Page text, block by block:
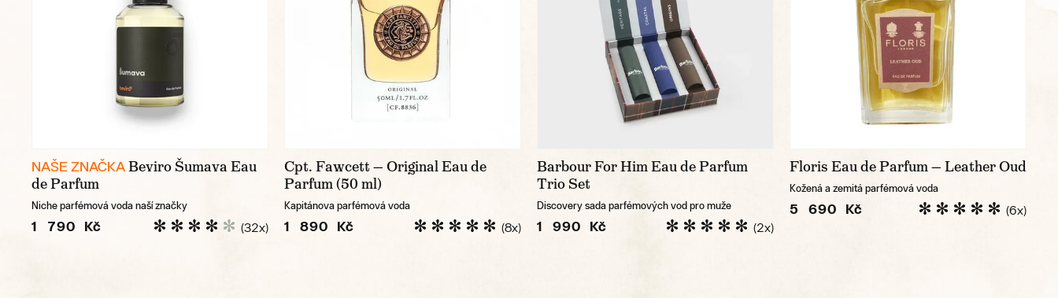
NAŠE ZNAČKABeviro Šumava Eau
de Parfum
Niche parfémová voda naší značky
1 790 Kč (32x)
Cpt. Fawcett — Original Eau de
Parfum (50 ml)
Kapitánova parfémová voda
1 890 Kč (8x)
Barbour For Him Eau de Parfum
Trio Set
Discovery sada parfémových vod pro muže
1 990 Kč (2x)
Floris Eau de Parfum — Leather Oud
Kožená a zemitá parfémová voda
5 690 Kč (6x)